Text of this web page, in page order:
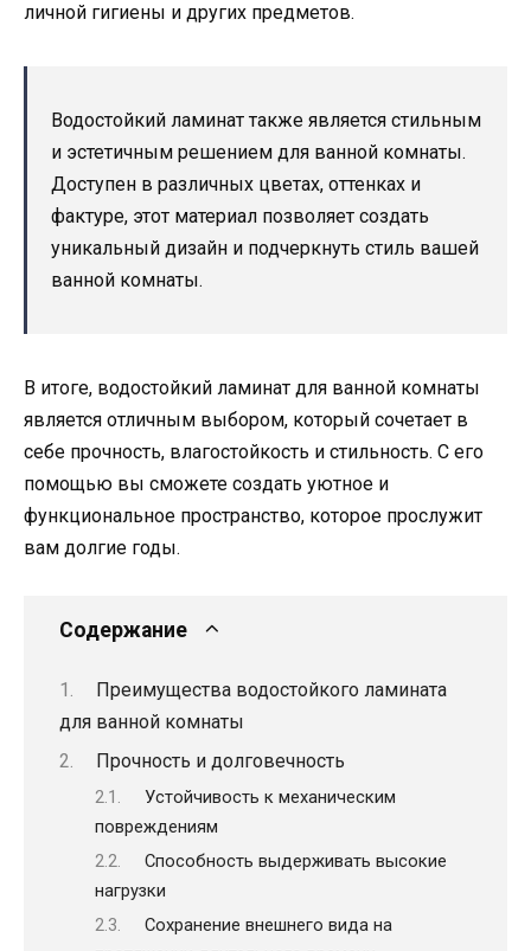
личной гигиены и других предметов.
Водостойкий ламинат также является стильным
и эстетичным решением для ванной комнаты.
Доступен в различных цветах, оттенках и
фактуре, этот материал позволяет создать
уникальный дизайн и подчеркнуть стиль вашей
ванной комнаты.
В итоге, водостойкий ламинат для ванной комнаты
является отличным выбором, который сочетает в
себе прочность, влагостойкость и стильность. С его
помощью вы сможете создать уютное и
функциональное пространство, которое прослужит
вам долгие годы.
Содержание
Преимущества водостойкого ламината
для ванной комнаты
Прочность и долговечность
Устойчивость к механическим
повреждениям
Способность выдерживать высокие
нагрузки
Сохранение внешнего вида на